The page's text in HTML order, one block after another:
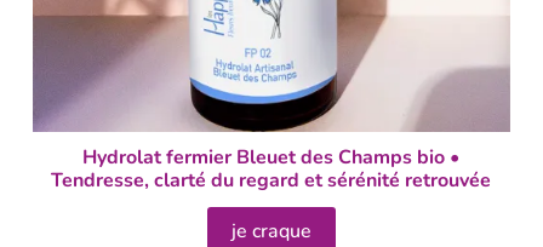
Hydrolat fermier Bleuet des Champs bio •
Tendresse, clarté du regard et sérénité retrouvée
je craque